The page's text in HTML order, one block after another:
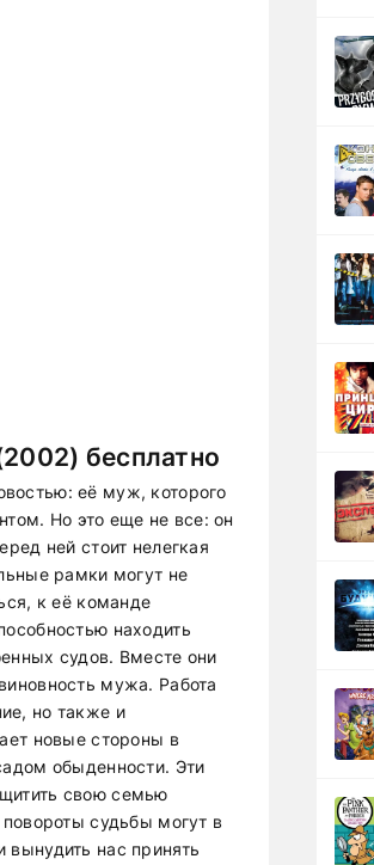
бесплатно
её муж, которого
Но это еще не все: он
ней стоит нелегкая
рамки могут не
к её команде
находить
судов. Вместе они
мужа. Работа
но также и
новые стороны в
обыденности. Эти
свою семью
судьбы могут в
нас принять